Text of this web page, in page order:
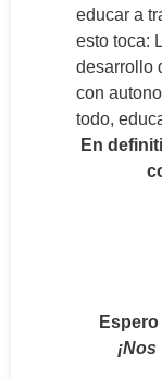
educar a
esto toca:
desarrollo
con
todo,
En